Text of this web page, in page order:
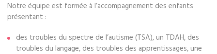
Notre équipe est formée à l’accompagnement des enfants
présentant :
des troubles du spectre de l’autisme (TSA), un TDAH, des
troubles du langage, des troubles des apprentissages, une